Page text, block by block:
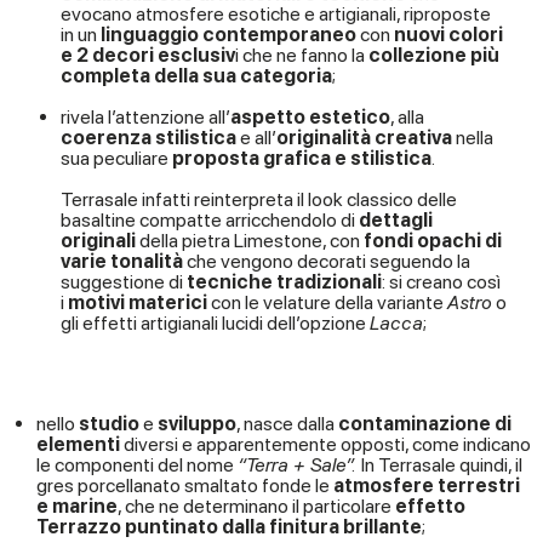
evocano atmosfere esotiche e artigianali, riproposte
in un linguaggio contemporaneocon nuovi colori
e 2 decori esclusivi che ne fanno la collezione più
completa della sua categoria;
rivela l’attenzione all’aspetto estetico, alla
coerenza stilisticae all’originalità creativanella
sua peculiare proposta grafica e stilistica.
Terrasale infatti reinterpreta il look classico delle
basaltine compatte arricchendolo di dettagli
originalidella pietra Limestone, con fondi opachi di
varie tonalitàche vengono decorati seguendo la
suggestione di tecniche tradizionali: si creano così
i motivi matericicon le velature della varianteAstro o
gli effetti artigianali lucidi dell’opzione Lacca;
nello studioe sviluppo, nasce dalla contaminazione di
elementidiversi e apparentemente opposti, come indicano
le componenti del nome “Terra + Sale”. In Terrasale quindi, il
gres porcellanato smaltato fonde le atmosfere terrestri
e marine, che ne determinano il particolare effetto
Terrazzo puntinato dalla finitura brillante;